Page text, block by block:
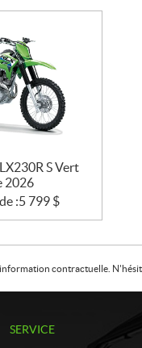
S Vert
2026
:5 799 $
contractuelle.
SERVICE